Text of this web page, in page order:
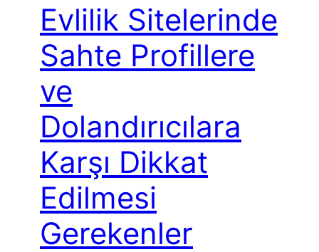
Evlilik Sitelerinde
Sahte Profillere
ve
Dolandırıcılara
Karşı Dikkat
Edilmesi
Gerekenler